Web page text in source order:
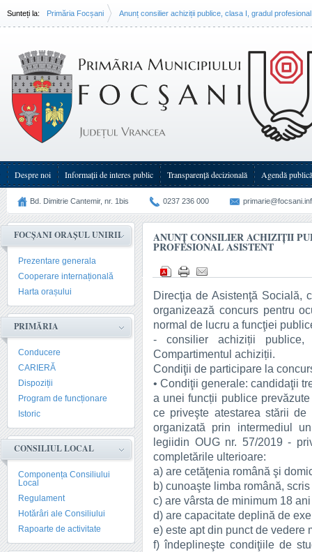
Sunteți la: Primăria Focșani Anunț consilier achiziții publice, clasa I, gradul
Despre noi Informații de interes public Transparenţă decizională Agendă publică
Bd. Dimitrie Cantemir, nr. 1bis 0237 236 000
FOCȘANI ORAȘUL UNIRII
Prezentare generala
Cooperare internațională
Harta orașului
PRIMĂRIA
Conducere
CARIERĂ
Dispoziții
Program de funcționare
Istoric
CONSILIUL LOCAL
Componența Consiliului
Local
Regulament
Hotărâri ale Consiliului
Rapoarte de activitate
ANUNȚ CONSILIER ACHIZIȚII
PROFESIONAL ASISTENT
Direcţia de Asistenţă Socială,
organizează concurs pentru
normal de lucru a funcţiei
- consilier achiziții
Compartimentul achiziții.
Condiţii de participare la
• Condiţii generale: candidaţii
a unei funcții publice
ce priveşte atestarea stării
organizată prin intermediul
legiidin OUG nr. 57/2019 -
completările ulterioare:
a) are cetăţenia română şi
b) cunoaşte limba română,
c) are vârsta de minimum 18
d) are capacitate deplină de
e) este apt din punct de vedere
f) îndeplineşte condiţiile de